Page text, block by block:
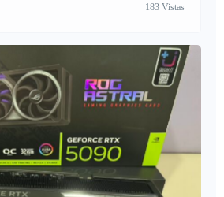
Samsung Galaxy S25 Ultra , Samsung
183 Vistas